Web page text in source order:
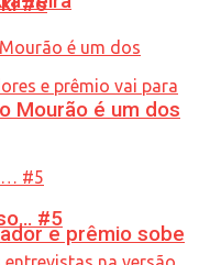
e prêmio sobe
Mourão é um dos
#5